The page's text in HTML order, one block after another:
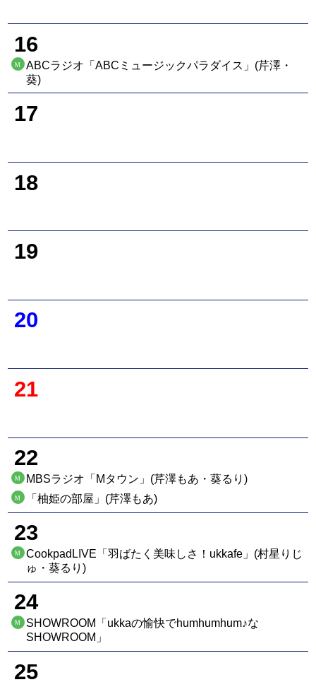
16
M
ABCラジオ「ABCミュージックパラダイス」(芹澤・
葵)
17
18
19
20
21
22
M MBSラジオ「Mタウン」(芹澤もあ・葵るり)
M 「柚姫の部屋」(芹澤もあ)
23
M
CookpadLIVE「羽ばたく美味しさ！ukkafe」(村星りじ
ゅ・葵るり)
24
M
SHOWROOM「ukkaの愉快でhumhumhum♪な
SHOWROOM」
25